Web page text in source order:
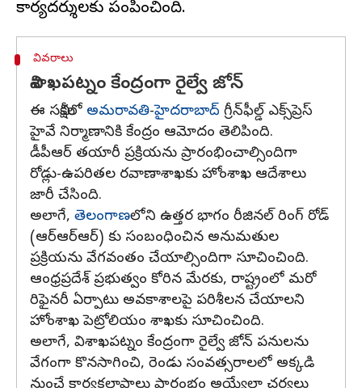
వివరాలు
విశాఖపట్నం కేంద్రంగా రైల్వే జోన్‌
ఈ సమీక్షలో అమరావతి-హైదరాబాద్‌ గ్రీన్‌ఫీల్డ్‌ ఎక్స్‌ప్రెస్‌
హైవే నిర్మాణానికి కేంద్రం ఆమోదం తెలిపింది.
డీపీఆర్ తయారీ ప్రక్రియను ప్రారంభించాల్సిందిగా
రోడ్లు-ఉపరితల రవాణాశాఖకు హోంశాఖ ఆదేశాలు
జారీ చేసింది.
అలాగే, తెలంగాణలోని ఉత్తర భాగం రీజినల్‌ రింగ్‌ రోడ్‌
(ఆర్‌ఆర్‌ఆర్‌) కు సంబంధించిన అనుమతుల
ప్రక్రియను వేగవంతం చేయాల్సిందిగా సూచించింది.
ఆంధ్రప్రదేశ్‌ ప్రభుత్వం కోరిన మేరకు, రాష్ట్రంలో మరో
రిఫైనరీ ఏర్పాటు అవకాశాలపై పరిశీలన చేయాలని
హోంశాఖ పెట్రోలియం శాఖకు సూచించింది.
అలాగే, విశాఖపట్నం కేంద్రంగా రైల్వే జోన్‌ పనులను
వేగంగా కొనసాగించి, రెండు సంవత్సరాలలో అక్కడి